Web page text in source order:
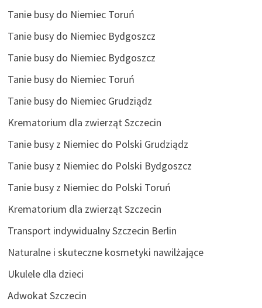
Tanie busy do Niemiec Toruń
Tanie busy do Niemiec Bydgoszcz
Tanie busy do Niemiec Bydgoszcz
Tanie busy do Niemiec Toruń
Tanie busy do Niemiec Grudziądz
Krematorium dla zwierząt Szczecin
Tanie busy z Niemiec do Polski Grudziądz
Tanie busy z Niemiec do Polski Bydgoszcz
Tanie busy z Niemiec do Polski Toruń
Krematorium dla zwierząt Szczecin
Transport indywidualny Szczecin Berlin
Naturalne i skuteczne kosmetyki nawilżające
Ukulele dla dzieci
Adwokat Szczecin